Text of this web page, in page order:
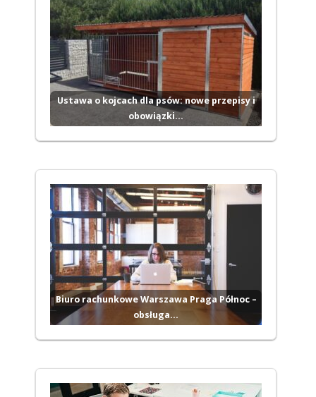
Ustawa o kojcach dla psów: nowe przepisy i
obowiązki…
Biuro rachunkowe Warszawa Praga Północ –
obsługa…